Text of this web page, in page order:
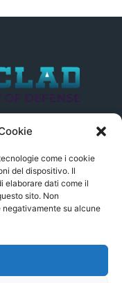
come i cookie
del dispositivo. Il
elaborare dati come il
sito. Non
su alcune
né può essere
contenuti. Si precisa
NON sono da
sito GenSys.it, ad
pubblicati nel blog.